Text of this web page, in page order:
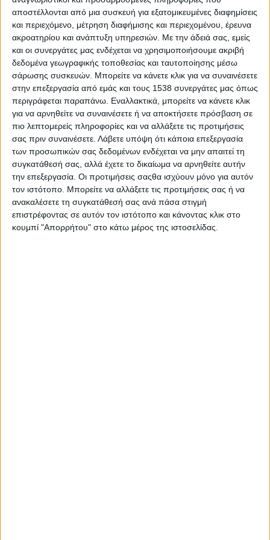
αποστέλλονται από μια συσκευή για εξατομικευμένες διαφημίσεις
και περιεχόμενο, μέτρηση διαφήμισης και περιεχομένου, έρευνα
ακροατηρίου και ανάπτυξη υπηρεσιών. Με την άδειά σας, εμείς
και οι συνεργάτες μας ενδέχεται να χρησιμοποιήσουμε ακριβή
δεδομένα γεωγραφικής τοποθεσίας και ταυτοποίησης μέσω
σάρωσης συσκευών. Μπορείτε να κάνετε κλικ για να συναινέσετε
στην επεξεργασία από εμάς και τους 1538 συνεργάτες μας όπως
περιγράφεται παραπάνω. Εναλλακτικά, μπορείτε να κάνετε κλικ
για να αρνηθείτε να συναινέσετε ή να αποκτήσετε πρόσβαση σε
πιο λεπτομερείς πληροφορίες και να αλλάξετε τις προτιμήσεις
σας πριν συναινέσετε. Λάβετε υπόψη ότι κάποια επεξεργασία
των προσωπικών σας δεδομένων ενδέχεται να μην απαιτεί τη
συγκατάθεσή σας, αλλά έχετε το δικαίωμα να αρνηθείτε αυτήν
την επεξεργασία. Οι προτιμήσεις σαςθα ισχύουν μόνο για αυτόν
τον ιστότοπο. Μπορείτε να αλλάξετε τις προτιμήσεις σας ή να
ανακαλέσετε τη συγκατάθεσή σας ανά πάσα στιγμή
επιστρέφοντας σε αυτόν τον ιστότοπο και κάνοντας κλικ στο
κουμπί "Απορρήτου" στο κάτω μέρος της ιστοσελίδας.
ελευθερίες του (ελευθερία κίνησης των κεφαλαίων, των
εμπορευμάτων, των υπηρεσιών και του εργατικού δυναμικού)
και σίγουρα την κατάργηση του 8ώρου, που ψηφίστηκε στην
Αυστρία, φέρνοντας στα πράγματα το 12ωρο.
Για όσους δεν το γνωρίζουν, το αυστριακό Κοινοβούλιο, στο
οποίο πρωθυπουργός είναι ο δεξιός συντηρητικός Σεμπάστιαν
Κουρτς, ενέκρινε τον νόμο, τη θέσπιση της δωδεκάωρης
ημερήσιας εργασίας ή της εξηντάωρης εβδομαδιαίας εργασίας.
Ο νόμος, έμπνευσης και σύλληψης του πρωθυπουργού,
πέρασε με τις ψήφους της κυβέρνησης, του Κόμματος των
Ελευθέρων, το οποίο έχει εθνικιστικές καταβολές, αλλά και του
νεοφιλελεύθερου κόμματος Νέος.
Ο καινούργιος αυτός νόμος επί της ουσίας δεν καταργεί το
8ωρο, το οποίο θα συνεχίσει να υφίσταται, αλλά χαλαρώνει
τους κανόνες και το νομικό πλαίσιο για την απασχόληση, με